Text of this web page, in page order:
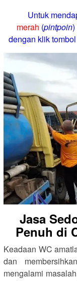
Untuk
merah (pintpoin)
dengan klik tombol
Jasa
Penuh di
Keadaan WC
dan
mengalami